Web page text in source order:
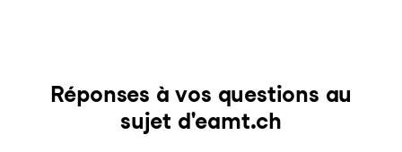
Réponses à vos questions au
sujet d'eamt.ch